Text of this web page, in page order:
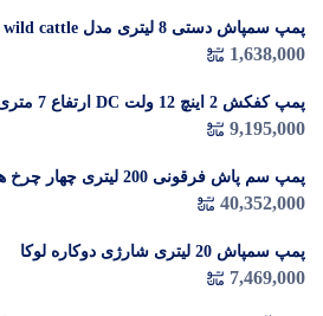
پمپ سمپاش دستی 8 لیتری مدل wild cattle
1,638,000
پمپ کفکش 2 اینچ 12 ولت DC ارتفاع 7 متری بدنه چدن DYB -12-2
9,195,000
شیلنگ
40,352,000
پمپ سمپاش 20 لیتری شارژی دوکاره لوکا
7,469,000